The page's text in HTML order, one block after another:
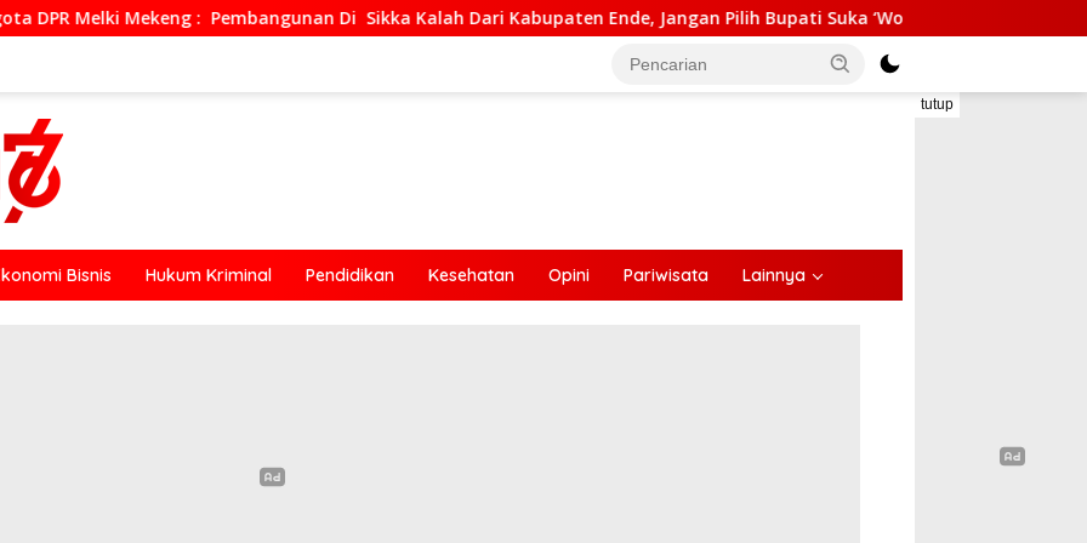
Di Sikka Kalah Dari Kabupaten Ende, Jangan Pilih Bupati Suka ‘Wora-Wora’ Selama Dua Bulan
tutup
Bisnis Hukum Kriminal Pendidikan Kesehatan Opini Pariwisata Lainnya